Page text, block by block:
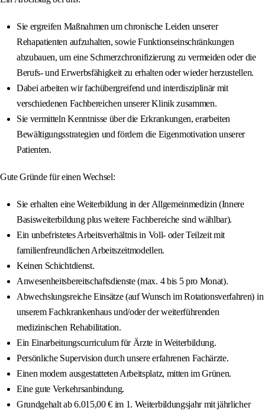
Sie ergreifen Maßnahmen um chronische Leiden unserer
Rehapatienten aufzuhalten, sowie Funktionseinschränkungen
abzubauen, um eine Schmerzchronifizierung zu vermeiden oder die
Berufs- und Erwerbsfähigkeit zu erhalten oder wieder herzustellen.
Dabei arbeiten wir fachübergreifend und interdisziplinär mit
verschiedenen Fachbereichen unserer Klinik zusammen.
Sie vermitteln Kenntnisse über die Erkrankungen, erarbeiten
Bewältigungsstrategien und fördern die Eigenmotivation unserer
Patienten.
Gute Gründe für einen Wechsel:
Sie erhalten eine Weiterbildung in der Allgemeinmedizin (Innere
Basisweiterbildung plus weitere Fachbereiche sind wählbar).
Ein unbefristetes Arbeitsverhältnis in Voll- oder Teilzeit mit
familienfreundlichen Arbeitszeitmodellen.
Keinen Schichtdienst.
Anwesenheitsbereitschaftsdienste (max. 4 bis 5 pro Monat).
Abwechslungsreiche Einsätze (auf Wunsch im Rotationsverfahren) in
unserem Fachkrankenhaus und/oder der weiterführenden
medizinischen Rehabilitation.
Ein Einarbeitungscurriculum für Ärzte in Weiterbildung.
Persönliche Supervision durch unsere erfahrenen Fachärzte.
Einen modern ausgestatteten Arbeitsplatz, mitten im Grünen.
Eine gute Verkehrsanbindung.
Grundgehalt ab 6.015,00 € im 1. Weiterbildungsjahr mit jährlicher